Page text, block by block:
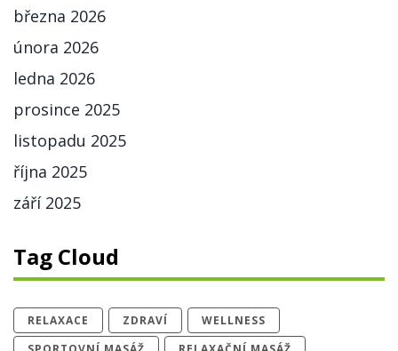
března 2026
února 2026
ledna 2026
prosince 2025
listopadu 2025
října 2025
září 2025
Tag Cloud
RELAXACE ZDRAVÍ
WELLNESS